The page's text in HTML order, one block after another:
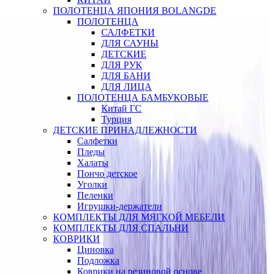
ПОЛОТЕНЦА ЯПОНИЯ BOLANGDE
ПОЛОТЕНЦА
САЛФЕТКИ
ДЛЯ САУНЫ
ДЕТСКИЕ
ДЛЯ РУК
ДЛЯ БАНИ
ДЛЯ ЛИЦА
ПОЛОТЕНЦА БАМБУКОВЫЕ
Китай ГС
Турция
ДЕТСКИЕ ПРИНАДЛЕЖНОСТИ
Салфетки
Пледы
Халаты
Пончо детское
Уголки
Пеленки
Игрушки-держатели
КОМПЛЕКТЫ ДЛЯ МЯГКОЙ МЕБЕЛИ
КОМПЛЕКТЫ ДЛЯ СПАЛЬНИ
КОВРИКИ
Циновка
Подложка
Коврики на резиновой основе